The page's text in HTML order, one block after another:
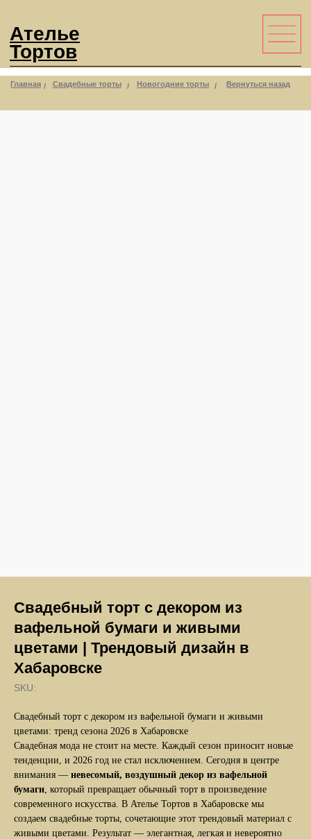
Ателье
Тортов
Главная Свадебные торты
Свадебный торт с декором из
вафельной бумаги и живыми
цветами | Трендовый дизайн в
Хабаровске
SKU:
Свадебный торт с декором из вафельной бумаги и живыми
цветами: тренд сезона 2026 в Хабаровске
Свадебная мода не стоит на месте. Каждый сезон приносит новые
тенденции, и 2026 год не стал исключением. Сегодня в центре
внимания — невесомый, воздушный декор из вафельной
бумаги, который превращает обычный торт в произведение
современного искусства. В Ателье Тортов в Хабаровске мы
создаем свадебные торты, сочетающие этот трендовый материал с
живыми цветами. Результат — элегантная, легкая и невероятно